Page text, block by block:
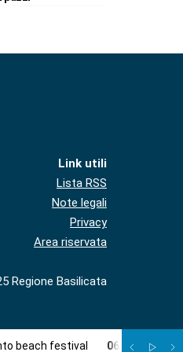
Link utili
Lista RSS
Note legali
Privacy
Area riservata
Regione Basilicata
beach festival 06 08